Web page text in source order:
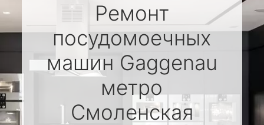
Ремонт
посудомоечных
машин Gaggenau
метро
Смоленская